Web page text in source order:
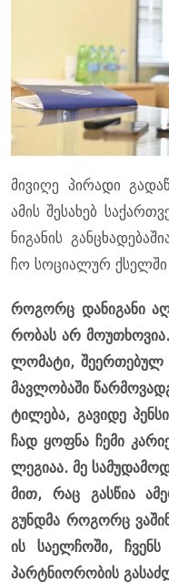
მი­ვი­ღე პი­რა­დი
ამის შე­სა­ხებ
ნი­გა­ნის
ჩო სო­ცი­ა­ლურ
რო­გორც და­ნი­გა­ნი
რო­ბას არ
ლო­მა­ტი, შე­ერ­თე­ბულ
მავ­ლო­ბა­ში
ტი­ლე­ბა, გა­ვი­დე
ჩად ყოფ­ნა ჩემი
ლე­გი­აა. მე
მით, რაც გას­წია
გუნ­დმა რო­გორც
ის სა­ელ­ჩო­ში,
პარტნი­ო­რო­ბის